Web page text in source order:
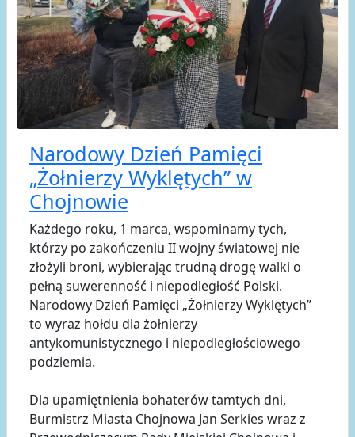
Narodowy Dzień Pamięci
„Żołnierzy Wyklętych” w
Chojnowie
Każdego roku, 1 marca, wspominamy tych,
którzy po zakończeniu II wojny światowej nie
złożyli broni, wybierając trudną drogę walki o
pełną suwerenność i niepodległość Polski.
Narodowy Dzień Pamięci „Żołnierzy Wyklętych”
to wyraz hołdu dla żołnierzy
antykomunistycznego i niepodległościowego
podziemia.
Dla upamiętnienia bohaterów tamtych dni,
Burmistrz Miasta Chojnowa Jan Serkies wraz z